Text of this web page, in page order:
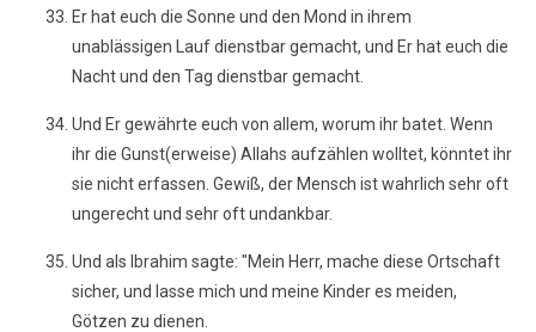
Er hat euch die Sonne und den Mond in ihrem
unablässigen Lauf dienstbar gemacht, und Er hat euch die
Nacht und den Tag dienstbar gemacht.
Und Er gewährte euch von allem, worum ihr batet. Wenn
ihr die Gunst(erweise) Allahs aufzählen wolltet, könntet ihr
sie nicht erfassen. Gewiß, der Mensch ist wahrlich sehr oft
ungerecht und sehr oft undankbar.
Und als Ibrahim sagte: "Mein Herr, mache diese Ortschaft
sicher, und lasse mich und meine Kinder es meiden,
Götzen zu dienen.